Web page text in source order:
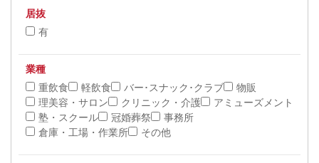
居抜
有
業種
重飲食
軽飲食 バー･スナック･クラブ
物販
理美容・サロン
クリニック・介護
アミューズメント
塾・スクール
冠婚葬祭
事務所
倉庫・工場・作業所
その他